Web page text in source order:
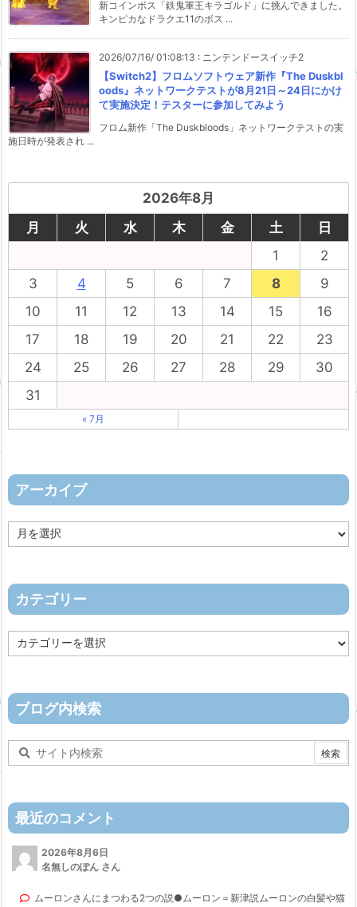
新コインボス「鉄鬼軍王キラゴルド」に挑んできました。
キンピカなドラクエ11のボス ...
2026/07/16/ 01:08:13 : ニンテンドースイッチ2
【Switch2】フロムソフトウェア新作『The Duskbl
oods』ネットワークテストが8月21日～24日にかけ
て実施決定！テスターに参加してみよう
フロム新作「The Duskbloods」ネットワークテストの実
施日時が発表され ...
2026年8月
月
火 水 木 金 土
日
1
2
3
4 5 6 7 8
9
10
11 12 13 14 15
16
17
18 19 20 21 22
23
24
25 26 27 28 29
30
31
« 7月
アーカイブ
ー
ブ
カテゴリー
テ
ー
ブログ内検索
最近のコメント
2026年8月6日
名無しのぽん さん
ムーロンさんにまつわる2つの説●ムーロン＝新津説ムーロンの白髪や猫